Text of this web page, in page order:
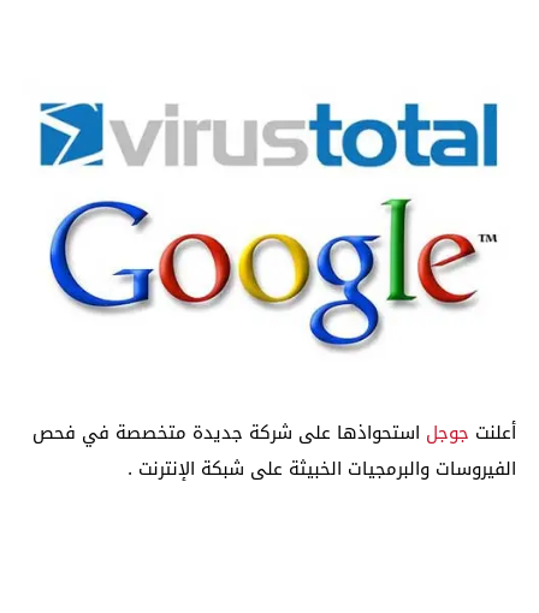
أعلنت جوجل استحواذها على شركة جديدة متخصصة في فحص
الفيروسات والبرمجيات الخبيثة على شبكة الإنترنت .